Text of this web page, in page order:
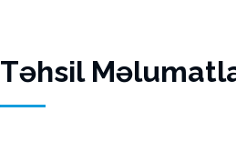
Təhsil